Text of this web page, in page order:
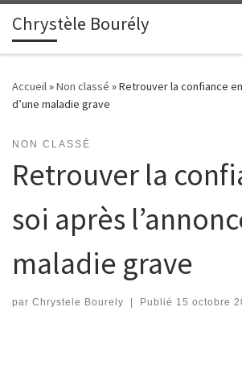
Passer au contenu
Chrystèle Bourély
Accueil»Non classé »Retrouver la confiance
d’une maladie grave
NON CLASSÉ
Retrouver la
soi après
maladie grave
par Chrystele Bourely | Publié 15 octobre